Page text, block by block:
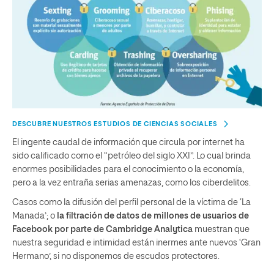
DESCUBRE NUESTROS ESTUDIOS DE CIENCIAS SOCIALES
El ingente caudal de información que circula por internet ha
sido calificado como el “petróleo del siglo XXI”. Lo cual brinda
enormes posibilidades para el conocimiento o la economía,
pero a la vez entraña serias amenazas, como los ciberdelitos.
Casos como la difusión del perfil personal de la víctima de ‘La
Manada’; o la filtración de datos de millones de usuarios de
Facebook por parte de Cambridge Analytica muestran que
nuestra seguridad e intimidad están inermes ante nuevos ‘Gran
Hermano’, si no disponemos de escudos protectores.